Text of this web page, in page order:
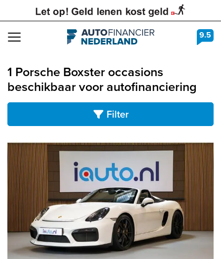
Navigation 9.5
1 Porsche Boxster occasions
beschikbaar voor autofinanciering
Filter